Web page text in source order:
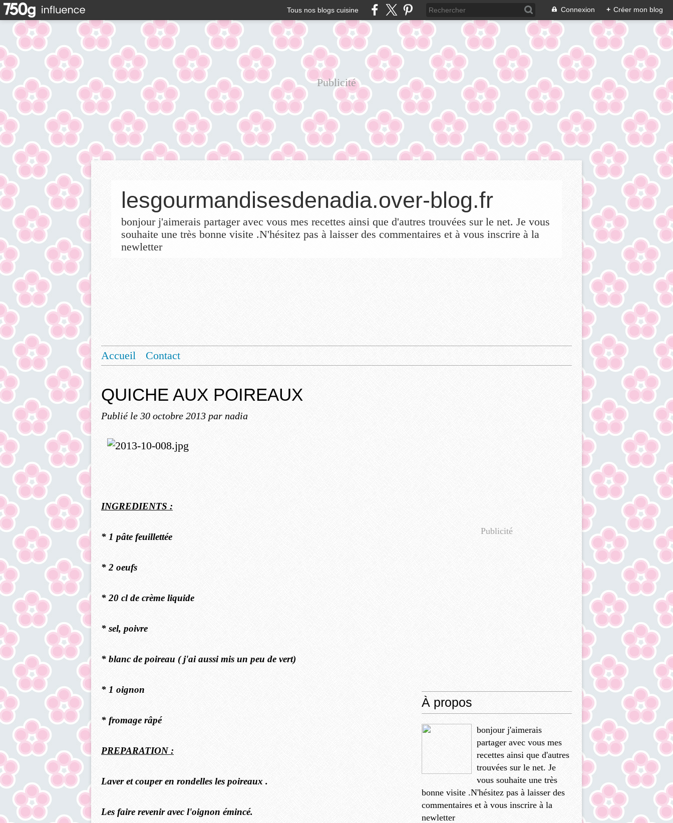
Tous nos blogs cuisine Connexion + Créer mon blog
Publicité
lesgourmandisesdenadia.over-blog.fr
bonjour j'aimerais partager avec vous mes recettes ainsi que d'autres trouvées sur le net. Je vous
souhaite une très bonne visite .N'hésitez pas à laisser des commentaires et à vous inscrire à la
newletter
Accueil Contact
QUICHE AUX POIREAUX
Publié le 30 octobre 2013 par nadia
INGREDIENTS :
* 1 pâte feuillettée
* 2 oeufs
* 20 cl de crème liquide
* sel, poivre
* blanc de poireau ( j'ai aussi mis un peu de vert)
* 1 oignon
* fromage râpé
PREPARATION :
Laver et couper en rondelles les poireaux .
Les faire revenir avec l'oignon émincé.
Publicité
À propos
bonjour j'aimerais
partager avec vous mes
recettes ainsi que d'autres
trouvées sur le net. Je
vous souhaite une très
bonne visite .N'hésitez pas à laisser des
commentaires et à vous inscrire à la
newletter